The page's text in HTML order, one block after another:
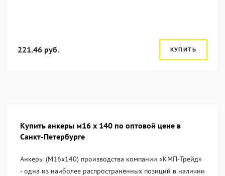
221.46 руб. КУПИТЬ
Купить анкеры м16 х 140 по оптовой цене в
Санкт-Петербурге
Анкеры (М16х140) производства компании «KМП-Трейд»
- одна из наиболее распространённых позиций в наличии